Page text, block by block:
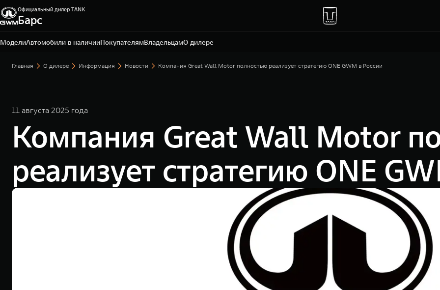
Официальный дилер TANK
Барс
МоделиАвтомобили в наличииПокупателямВладельцамО дилере
Омск, ул. Волгоградская, 61
+7 3812 67-81-72
Главная О дилере Информация Новости Компания Great Wall Motor полностью реализует стратегию ONE GWM в России
11 августа 2025 года
Компания Great Wall Motor
реализует стратегию ONE